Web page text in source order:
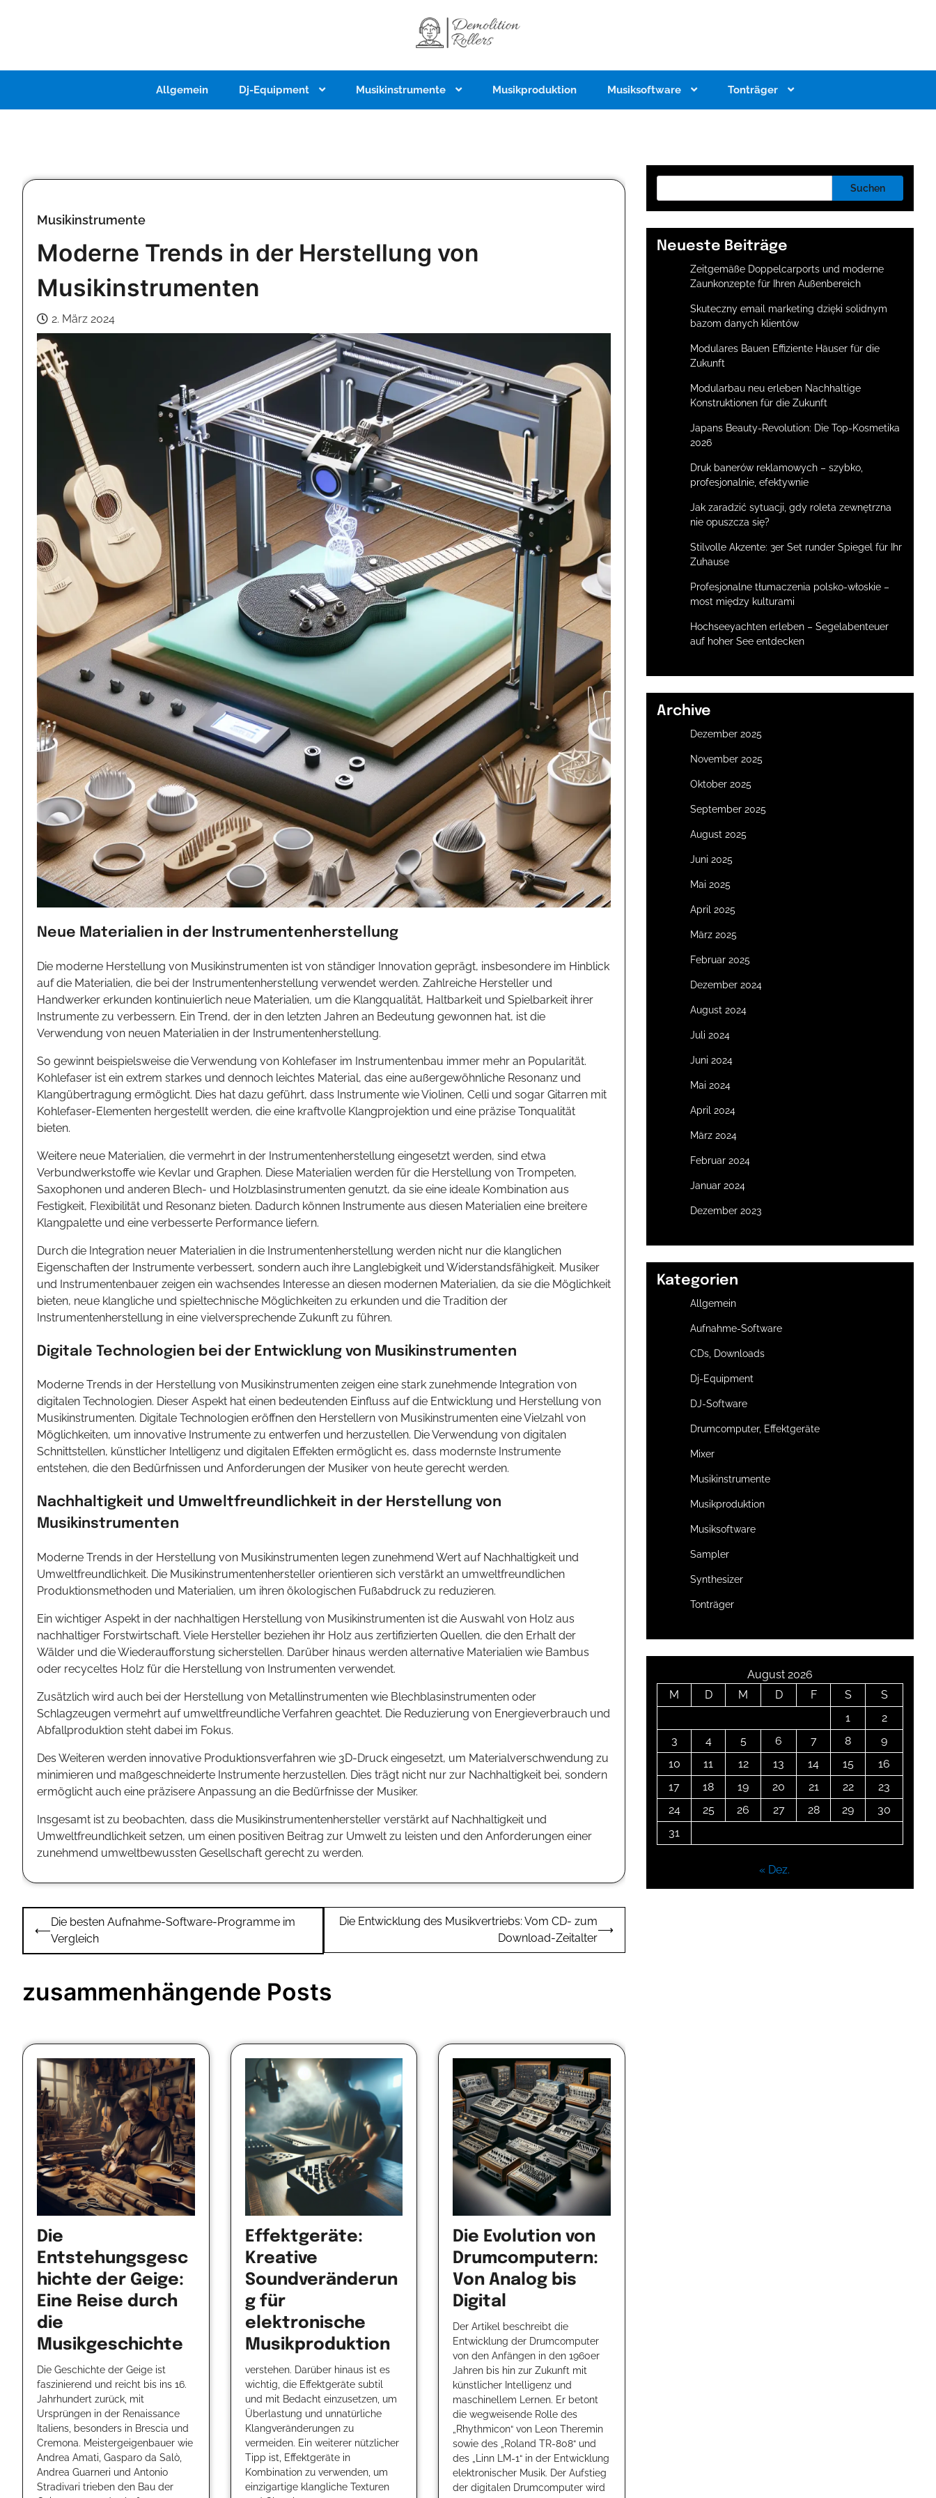
Allgemein Dj-Equipment Musikinstrumente Musikproduktion Musiksoftware Tonträger
Musikinstrumente
Moderne Trends in der Herstellung von
Musikinstrumenten
2. März 2024
Neue Materialien in der Instrumentenherstellung
Die moderne Herstellung von Musikinstrumenten ist von ständiger Innovation geprägt, insbesondere im Hinblick
auf die Materialien, die bei der Instrumentenherstellung verwendet werden. Zahlreiche Hersteller und
Handwerker erkunden kontinuierlich neue Materialien, um die Klangqualität, Haltbarkeit und Spielbarkeit ihrer
Instrumente zu verbessern. Ein Trend, der in den letzten Jahren an Bedeutung gewonnen hat, ist die
Verwendung von neuen Materialien in der Instrumentenherstellung.
So gewinnt beispielsweise die Verwendung von Kohlefaser im Instrumentenbau immer mehr an Popularität.
Kohlefaser ist ein extrem starkes und dennoch leichtes Material, das eine außergewöhnliche Resonanz und
Klangübertragung ermöglicht. Dies hat dazu geführt, dass Instrumente wie Violinen, Celli und sogar Gitarren mit
Kohlefaser-Elementen hergestellt werden, die eine kraftvolle Klangprojektion und eine präzise Tonqualität
bieten.
Weitere neue Materialien, die vermehrt in der Instrumentenherstellung eingesetzt werden, sind etwa
Verbundwerkstoffe wie Kevlar und Graphen. Diese Materialien werden für die Herstellung von Trompeten,
Saxophonen und anderen Blech- und Holzblasinstrumenten genutzt, da sie eine ideale Kombination aus
Festigkeit, Flexibilität und Resonanz bieten. Dadurch können Instrumente aus diesen Materialien eine breitere
Klangpalette und eine verbesserte Performance liefern.
Durch die Integration neuer Materialien in die Instrumentenherstellung werden nicht nur die klanglichen
Eigenschaften der Instrumente verbessert, sondern auch ihre Langlebigkeit und Widerstandsfähigkeit. Musiker
und Instrumentenbauer zeigen ein wachsendes Interesse an diesen modernen Materialien, da sie die Möglichkeit
bieten, neue klangliche und spieltechnische Möglichkeiten zu erkunden und die Tradition der
Instrumentenherstellung in eine vielversprechende Zukunft zu führen.
Digitale Technologien bei der Entwicklung von Musikinstrumenten
Moderne Trends in der Herstellung von Musikinstrumenten zeigen eine stark zunehmende Integration von
digitalen Technologien. Dieser Aspekt hat einen bedeutenden Einfluss auf die Entwicklung und Herstellung von
Musikinstrumenten. Digitale Technologien eröffnen den Herstellern von Musikinstrumenten eine Vielzahl von
Möglichkeiten, um innovative Instrumente zu entwerfen und herzustellen. Die Verwendung von digitalen
Schnittstellen, künstlicher Intelligenz und digitalen Effekten ermöglicht es, dass modernste Instrumente
entstehen, die den Bedürfnissen und Anforderungen der Musiker von heute gerecht werden.
Nachhaltigkeit und Umweltfreundlichkeit in der Herstellung von
Musikinstrumenten
Moderne Trends in der Herstellung von Musikinstrumenten legen zunehmend Wert auf Nachhaltigkeit und
Umweltfreundlichkeit. Die Musikinstrumentenhersteller orientieren sich verstärkt an umweltfreundlichen
Produktionsmethoden und Materialien, um ihren ökologischen Fußabdruck zu reduzieren.
Ein wichtiger Aspekt in der nachhaltigen Herstellung von Musikinstrumenten ist die Auswahl von Holz aus
nachhaltiger Forstwirtschaft. Viele Hersteller beziehen ihr Holz aus zertifizierten Quellen, die den Erhalt der
Wälder und die Wiederaufforstung sicherstellen. Darüber hinaus werden alternative Materialien wie Bambus
oder recyceltes Holz für die Herstellung von Instrumenten verwendet.
Zusätzlich wird auch bei der Herstellung von Metallinstrumenten wie Blechblasinstrumenten oder
Schlagzeugen vermehrt auf umweltfreundliche Verfahren geachtet. Die Reduzierung von Energieverbrauch und
Abfallproduktion steht dabei im Fokus.
Des Weiteren werden innovative Produktionsverfahren wie 3D-Druck eingesetzt, um Materialverschwendung zu
minimieren und maßgeschneiderte Instrumente herzustellen. Dies trägt nicht nur zur Nachhaltigkeit bei, sondern
ermöglicht auch eine präzisere Anpassung an die Bedürfnisse der Musiker.
Insgesamt ist zu beobachten, dass die Musikinstrumentenhersteller verstärkt auf Nachhaltigkeit und
Umweltfreundlichkeit setzen, um einen positiven Beitrag zur Umwelt zu leisten und den Anforderungen einer
zunehmend umweltbewussten Gesellschaft gerecht zu werden.
Beitragsnavigation
⟵
Die besten Aufnahme-Software-Programme im
Vergleich
Die Entwicklung des Musikvertriebs: Vom CD- zum
Download-Zeitalter
⟶
zusammenhängende Posts
Die
Entstehungsgesc
hichte der Geige:
Eine Reise durch
die
Musikgeschichte
Die Geschichte der Geige ist
faszinierend und reicht bis ins 16.
Jahrhundert zurück, mit
Ursprüngen in der Renaissance
Italiens, besonders in Brescia und
Cremona. Meistergeigenbauer wie
Andrea Amati, Gasparo da Salò,
Andrea Guarneri und Antonio
Stradivari trieben den Bau der
Effektgeräte:
Kreative
Soundveränderun
g für
elektronische
Musikproduktion
verstehen. Darüber hinaus ist es
wichtig, die Effektgeräte subtil
und mit Bedacht einzusetzen, um
Überlastung und unnatürliche
Klangveränderungen zu
vermeiden. Ein weiterer nützlicher
Tipp ist, Effektgeräte in
Kombination zu verwenden, um
einzigartige klangliche Texturen
Die Evolution von
Drumcomputern:
Von Analog bis
Digital
Der Artikel beschreibt die
Entwicklung der Drumcomputer
von den Anfängen in den 1960er
Jahren bis hin zur Zukunft mit
künstlicher Intelligenz und
maschinellem Lernen. Er betont
die wegweisende Rolle des
„Rhythmicon“ von Leon Theremin
sowie des „Roland TR-808“ und
des „Linn LM-1“ in der Entwicklung
elektronischer Musik. Der Aufstieg
der digitalen Drumcomputer wird
Suchen
Neueste Beiträge
Zeitgemäße Doppelcarports und moderne
Zaunkonzepte für Ihren Außenbereich
Skuteczny email marketing dzięki solidnym
bazom danych klientów
Modulares Bauen Effiziente Häuser für die
Zukunft
Modularbau neu erleben Nachhaltige
Konstruktionen für die Zukunft
Japans Beauty-Revolution: Die Top-Kosmetika
2026
Druk banerów reklamowych – szybko,
profesjonalnie, efektywnie
Jak zaradzić sytuacji, gdy roleta zewnętrzna
nie opuszcza się?
Stilvolle Akzente: 3er Set runder Spiegel für Ihr
Zuhause
Profesjonalne tłumaczenia polsko-włoskie –
most między kulturami
Hochseeyachten erleben – Segelabenteuer
auf hoher See entdecken
Archive
Dezember 2025
November 2025
Oktober 2025
September 2025
August 2025
Juni 2025
Mai 2025
April 2025
März 2025
Februar 2025
Dezember 2024
August 2024
Juli 2024
Juni 2024
Mai 2024
April 2024
März 2024
Februar 2024
Januar 2024
Dezember 2023
Kategorien
Allgemein
Aufnahme-Software
CDs, Downloads
Dj-Equipment
DJ-Software
Drumcomputer, Effektgeräte
Mixer
Musikinstrumente
Musikproduktion
Musiksoftware
Sampler
Synthesizer
Tonträger
August 2026
M
D M D F S
S
1
2
3
4 5 6 7 8
9
10
11 12 13 14 15
16
17
18 19 20 21 22
23
24
25 26 27 28 29
30
31
« Dez.